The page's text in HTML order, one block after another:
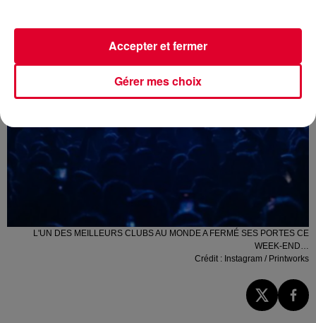
L'UN DES MEILLEURS CLUBS AU MONDE A FERMÉ SES PORTES CE
WEEK-END…
Crédit : Instagram / Printworks
Gérer mes choix
Accepter et fermer